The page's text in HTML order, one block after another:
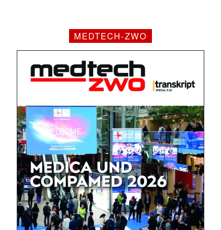
Mit dem |transkript-Newsletter
jede Woche aktuell informiert.
E-
Mail
(erforderlich)
MEDTECH-ZWO